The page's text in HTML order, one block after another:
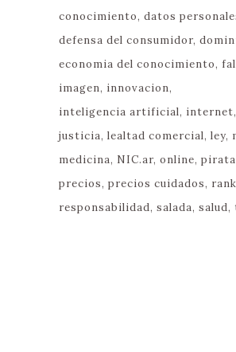
conocimiento datos
defensa del consumidor
economia del conocimiento
imagen innovacion
inteligencia artificial internet
justicia lealtad comercial ley
medicina NIC.ar online pirata
precios precios cuidados
responsabilidad salada salud